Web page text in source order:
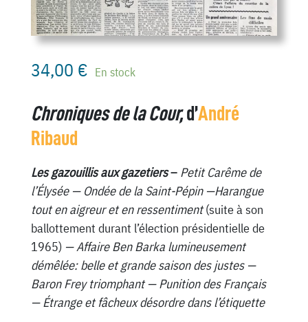
34,00 € En stock
Chroniques de la Cour,d’André
Ribaud
Les gazouillis aux gazetiers– Petit Carême de
l’Élysée — Ondée de la Saint-Pépin —Harangue
tout en aigreur et en ressentiment(suite à son
ballottement durant l’élection présidentielle de
1965) — Affaire Ben Barka lumineusement
démêlée: belle et grande saison des justes —
Baron Frey triomphant — Punition des Français
— Étrange et fâcheux désordre dans l’étiquette